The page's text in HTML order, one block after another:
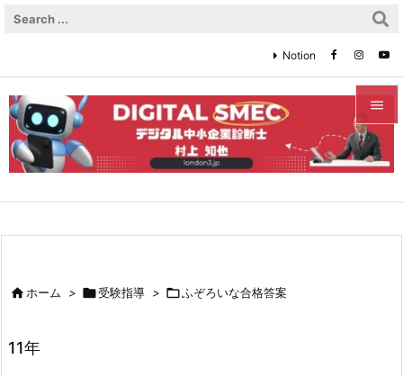


メニュ

Notion
ホーム > 受験指導 > ふぞろいな合格答案
11年